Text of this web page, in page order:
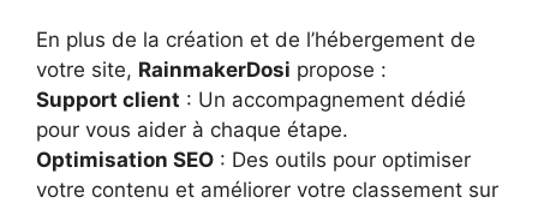
En plus de la création et de l’hébergement de
votre site, RainmakerDosi propose :
Support client : Un accompagnement dédié
pour vous aider à chaque étape.
Optimisation SEO : Des outils pour optimiser
votre contenu et améliorer votre classement sur